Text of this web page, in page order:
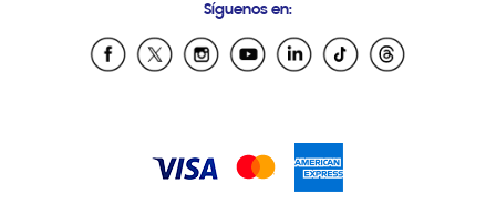
Samsung Ecuador
Samsung El Salvador
Samsung Nicaragua
Samsung Panamá
Síguenos en: